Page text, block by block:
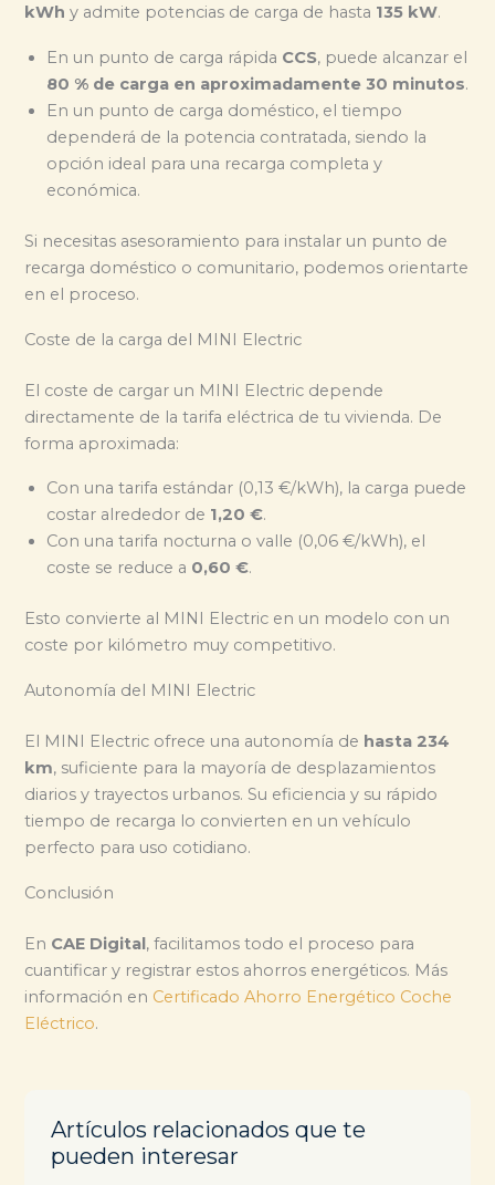
kWh y admite potencias de carga de hasta 135 kW.
En un punto de carga rápida CCS, puede alcanzar el
80 % de carga en aproximadamente 30 minutos.
En un punto de carga doméstico, el tiempo
dependerá de la potencia contratada, siendo la
opción ideal para una recarga completa y
económica.
Si necesitas asesoramiento para instalar un punto de
recarga doméstico o comunitario, podemos orientarte
en el proceso.
Coste de la carga del MINI Electric
El coste de cargar un MINI Electric depende
directamente de la tarifa eléctrica de tu vivienda. De
forma aproximada:
Con una tarifa estándar (0,13 €/kWh), la carga puede
costar alrededor de 1,20 €.
Con una tarifa nocturna o valle (0,06 €/kWh), el
coste se reduce a 0,60 €.
Esto convierte al MINI Electric en un modelo con un
coste por kilómetro muy competitivo.
Autonomía del MINI Electric
El MINI Electric ofrece una autonomía de hasta 234
km, suficiente para la mayoría de desplazamientos
diarios y trayectos urbanos. Su eficiencia y su rápido
tiempo de recarga lo convierten en un vehículo
perfecto para uso cotidiano.
Conclusión
En CAE Digital, facilitamos todo el proceso para
cuantificar y registrar estos ahorros energéticos. Más
información en Certificado Ahorro Energético Coche
Eléctrico.
Artículos relacionados que te
pueden interesar